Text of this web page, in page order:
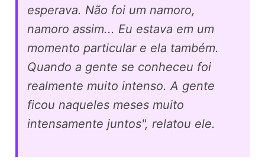
esperava. Não foi um namoro,
namoro assim... Eu estava em um
momento particular e ela também.
Quando a gente se conheceu foi
realmente muito intenso. A gente
ficou naqueles meses muito
intensamente juntos", relatou ele.